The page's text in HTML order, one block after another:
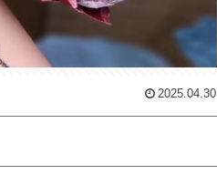
2025.04.30